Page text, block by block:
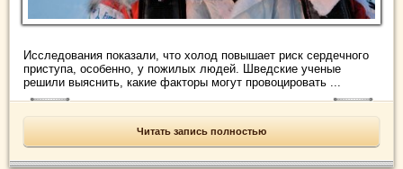
Исследования показали, что холод повышает риск сердечного
приступа, особенно, у пожилых людей. Шведские ученые
решили выяснить, какие факторы могут провоцировать ...
Читать запись полностью